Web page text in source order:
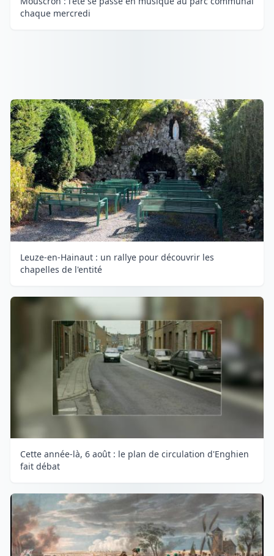
chaque mercredi
Leuze-en-Hainaut : un rallye pour découvrir les
chapelles de l'entité
Cette année-là, 6 août : le plan de circulation d'Enghien
fait débat